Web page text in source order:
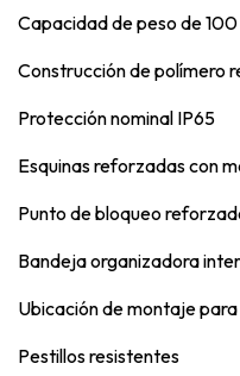
Capacidad de peso de
Construcción de polímero
Protección nominal IP65
Esquinas reforzadas con
Punto de bloqueo
Bandeja organizadora
Ubicación de montaje
Pestillos resistentes